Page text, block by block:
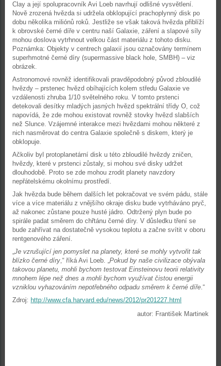
Clay a její spolupracovník Avi Loeb navrhují odlišné vysvětlení.
Nově zrozená hvězda si udržela obklopující prachoplynný disk po
dobu několika miliónů roků. Jestliže se však taková hvězda přiblíží
k obrovské černé díře v centru naší Galaxie, záření a slapové síly
mohou doslova vytrhnout velkou část materiálu z tohoto disku.
Poznámka: Objekty v centrech galaxií jsou označovány termínem
superhmotné černé díry (supermassive black hole, SMBH) – viz
obrázek.
Astronomové rovněž identifikovali pravděpodobný původ zbloudilé
hvězdy – prstenec hvězd obíhajících kolem středu Galaxie ve
vzdálenosti zhruba 1/10 světelného roku. V tomto prstenci
detekovali desítky mladých jasných hvězd spektrální třídy O, což
napovídá, že zde mohou existovat rovněž stovky hvězd slabších
než Slunce. Vzájemné interakce mezi hvězdami mohou některé z
nich nasměrovat do centra Galaxie společně s diskem, který je
obklopuje.
Ačkoliv byl protoplanetární disk u této zbloudilé hvězdy zničen,
hvězdy, které v prstenci zůstaly, si mohou své disky udržet
dlouhodobě. Proto se zde mohou zrodit planety navzdory
nepřátelskému okolnímu prostředí.
Jak hvězda bude během dalších let pokračovat ve svém pádu, stále
více a více materiálu z vnějšího okraje disku bude vytrháváno pryč,
až nakonec zůstane pouze husté jádro. Odtržený plyn bude po
spirále padat směrem do chřtánu černé díry. V důsledku tření se
bude zahřívat na dostatečně vysokou teplotu a začne svítit v oboru
rentgenového záření.
„Je vzrušující jen pomyslet na planety, které se mohly vytvořit tak
blízko černé díry,“ říká Avi Loeb. „Pokud by naše civilizace obývala
takovou planetu, mohli bychom testovat Einsteinovu teorii relativity
mnohem lépe než dnes a mohli bychom využívat čistou energii
vzniklou vyhazováním nepotřebného odpadu směrem k černé díře.“
Zdroj: http://www.cfa.harvard.edu/news/2012/pr201227.html
autor: František Martinek